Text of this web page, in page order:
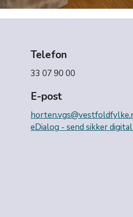
Telefon
33 07 90 00
E-post
eDialog - send sikker